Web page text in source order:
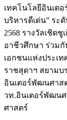
เทคโนโลยีอินเต
บริหารดีเด่น” ระ
2568 รางวัลเชิด
อาชีวศึกษา ร่วม
เอกชนแห่งประเ
ราชสุดาฯ สยามบ
อินเตอร์พัฒนศาส
วท.อินเตอร์พัฒน
ศาสตร์